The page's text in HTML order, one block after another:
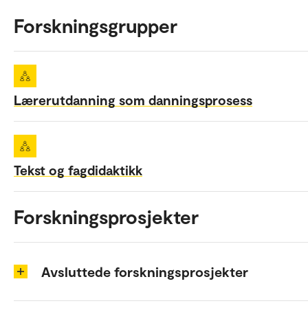
Forskningsgrupper
Lærerutdanning som danningsprosess
Tekst og fagdidaktikk
Forskningsprosjekter
Avsluttede forskningsprosjekter